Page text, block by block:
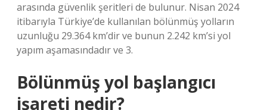
arasında güvenlik şeritleri de bulunur. Nisan 2024
itibarıyla Türkiye’de kullanılan bölünmüş yolların
uzunluğu 29.364 km’dir ve bunun 2.242 km’si yol
yapım aşamasındadır ve 3.
Bölünmüş yol başlangıcı
işareti nedir?